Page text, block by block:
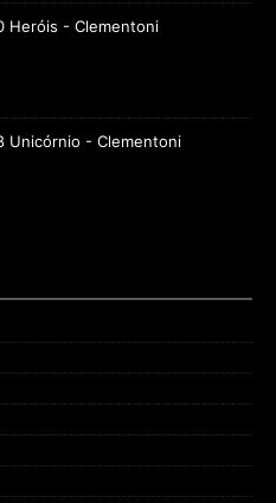
Heróis - Clementoni
Unicórnio - Clementoni